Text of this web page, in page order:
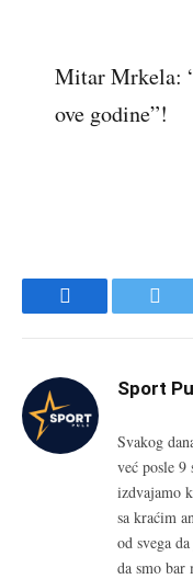
Mitar Mrkela:
ove godine”!
Facebook
Sport
Svakog
već posle
izdvajamo
sa kraćim
od svega
da smo